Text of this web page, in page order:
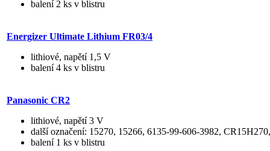
balení 2 ks v blistru
Energizer Ultimate Lithium FR03/4
lithiové, napětí 1,5 V
balení 4 ks v blistru
Panasonic CR2
lithiové, napětí 3 V
další označení: 15270, 15266, 6135-99-606-3982,
balení 1 ks v blistru